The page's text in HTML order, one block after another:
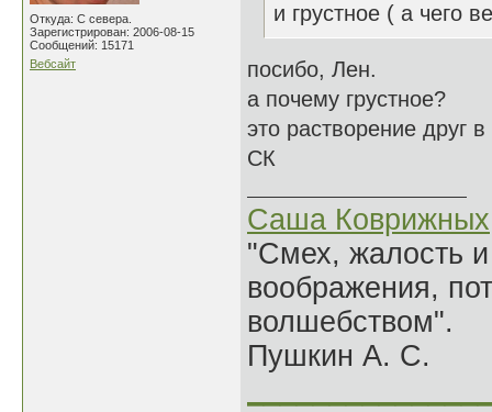
Откуда: С севера.
Зарегистрирован: 2006-08-15
Сообщений: 15171
Вебсайт
и грустное ( а чего
посибо, Лен.
а почему грустное?
это растворение друг в
СК
Саша Коврижных
"Смех, жалость
воображения,
волшебством".
Пушкин А. С.